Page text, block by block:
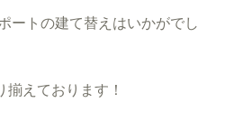
ートの建て替えはいかがでし
えております！